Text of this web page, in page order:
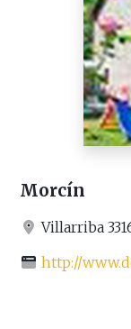
Morcín
Villarriba
http://